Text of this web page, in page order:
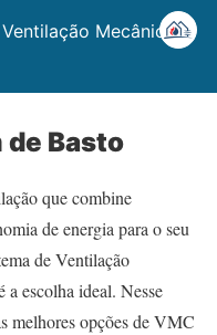
Mecânica
de Basto
que combine
de energia para o seu
de Ventilação
escolha ideal. Nesse
melhores opções de VMC